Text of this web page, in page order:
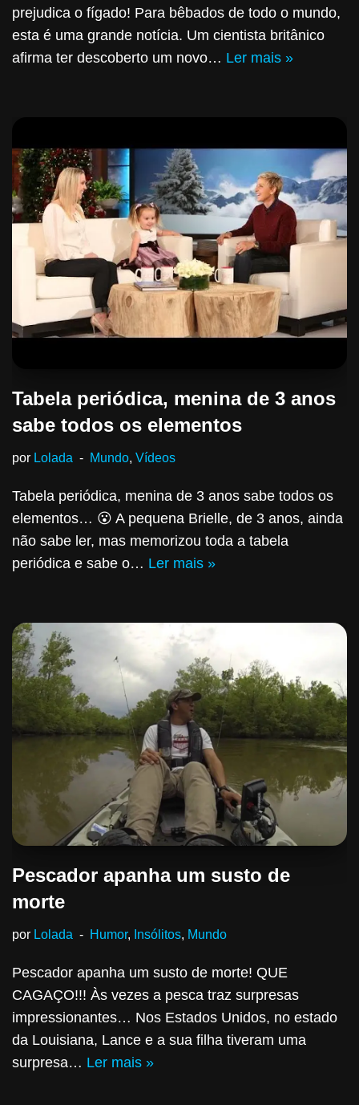
prejudica o fígado! Para bêbados de todo o mundo,
esta é uma grande notícia. Um cientista britânico
afirma ter descoberto um novo… Ler mais »
Tabela periódica, menina de 3 anos
sabe todos os elementos
por Lolada Mundo, Vídeos
Tabela periódica, menina de 3 anos sabe todos os
elementos… 😮 A pequena Brielle, de 3 anos, ainda
não sabe ler, mas memorizou toda a tabela
periódica e sabe o… Ler mais »
Pescador apanha um susto de
morte
por Lolada Humor, Insólitos, Mundo
Pescador apanha um susto de morte! QUE
CAGAÇO!!! Às vezes a pesca traz surpresas
impressionantes… Nos Estados Unidos, no estado
da Louisiana, Lance e a sua filha tiveram uma
surpresa… Ler mais »